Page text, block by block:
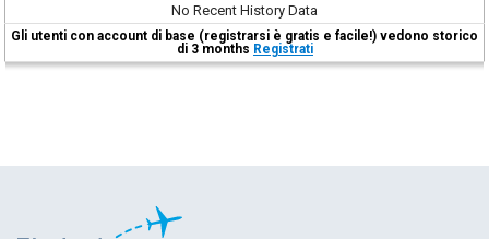
No Recent History Data
Gli utenti con account di base (registrarsi è gratis e facile!) vedono storico
di 3 months Registrati